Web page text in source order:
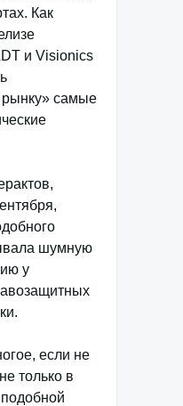
Как
и Visionics
самые
шумную
у
если не
только в